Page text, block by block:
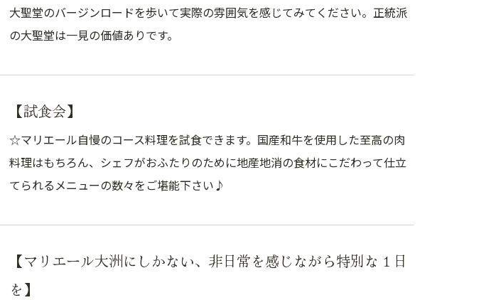
大聖堂のバージンロードを歩いて実際の雰囲気を感じてみてください。正統派
の大聖堂は一見の価値ありです。
【試食会】
☆マリエール自慢のコース料理を試食できます。国産和牛を使用した至高の肉
料理はもちろん、シェフがおふたりのために地産地消の食材にこだわって仕立
てられるメニューの数々をご堪能下さい♪
【マリエール大洲にしかない、非日常を感じながら特別な１日
を】